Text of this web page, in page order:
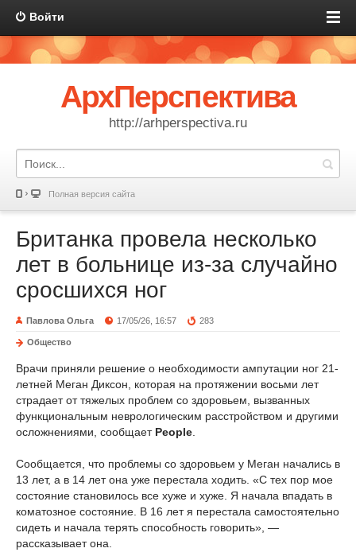
Войти
АрхПерспектива
http://arhperspectiva.ru
Полная версия сайта
Британка провела несколько
лет в больнице из-за случайно
сросшихся ног
Павлова Ольга 17/05/26, 16:57 283
Общество
Врачи приняли решение о необходимости ампутации ног 21-
летней Меган Диксон, которая на протяжении восьми лет
страдает от тяжелых проблем со здоровьем, вызванных
функциональным неврологическим расстройством и другими
осложнениями, сообщает People
Сообщается, что проблемы со здоровьем у Меган начались в
13 лет, а в 14 лет она уже перестала ходить. «С тех пор мое
состояние становилось все хуже и хуже. Я начала впадать в
коматозное состояние. В 16 лет я перестала самостоятельно
сидеть и начала терять способность говорить», —
рассказывает она.